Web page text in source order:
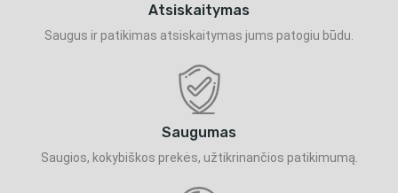
Atsiskaitymas
Saugus ir patikimas atsiskaitymas jums patogiu būdu.
Saugumas
Saugios, kokybiškos prekės, užtikrinančios patikimumą.